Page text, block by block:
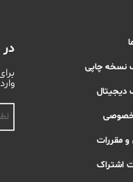
نسخه چاپی
دیجیتال
و مقررات
اشتراک